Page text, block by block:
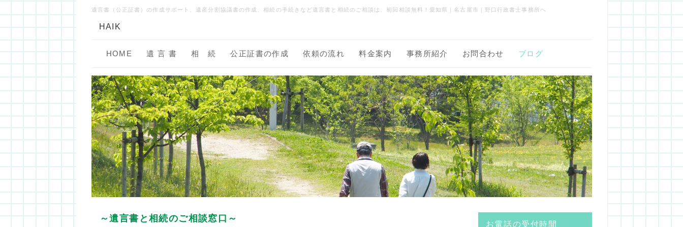
遺言書（公正証書）の作成サポート、遺産分割協議書の作成、相続の手続きなど遺言書と相続のご相談は、初回相談無料！愛知県｜名古屋市｜野口行政書士事務所へ
HAIK
HOME 遺 言 書 相 続 公正証書の作成 依頼の流れ 料金案内 事務所紹介 お問合わせ ブログ
～遺言書と相続のご相談窓口～
お電話の受付時間